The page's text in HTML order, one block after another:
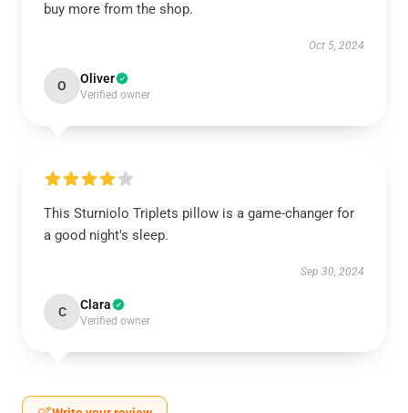
buy more from the shop.
Oct 5, 2024
O Oliver
Verified owner
This Sturniolo Triplets pillow is a game-changer for
a good night's sleep.
Sep 30, 2024
C Clara
Verified owner